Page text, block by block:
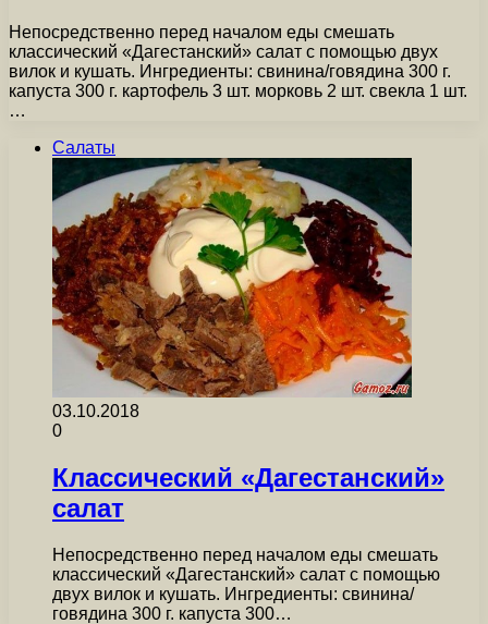
Непосредственно перед началом еды смешать
классический «Дагестанский» салат с помощью двух
вилок и кушать. Ингредиенты: свинина/говядина 300 г.
капуста 300 г. картофель 3 шт. морковь 2 шт. свекла 1 шт.
…
Салаты
03.10.2018
0
Классический «Дагестанский»
салат
Непосредственно перед началом еды смешать
классический «Дагестанский» салат с помощью
двух вилок и кушать. Ингредиенты: свинина/
говядина 300 г. капуста 300…